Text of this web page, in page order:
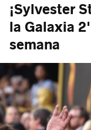
¡Sylvester
la Galaxia
semana